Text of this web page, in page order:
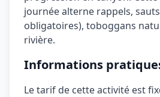
journée alterne rappels,
obligatoires), toboggans
rivière.
Informations
Le tarif de cette activité est